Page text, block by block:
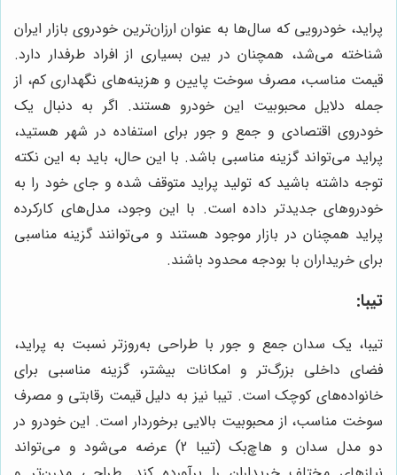
پراید، خودرویی که سال‌ها به عنوان ارزان‌ترین خودروی بازار ایران
شناخته می‌شد، همچنان در بین بسیاری از افراد طرفدار دارد.
قیمت مناسب، مصرف سوخت پایین و هزینه‌های نگهداری کم، از
جمله دلایل محبوبیت این خودرو هستند. اگر به دنبال یک
خودروی اقتصادی و جمع و جور برای استفاده در شهر هستید،
پراید می‌تواند گزینه مناسبی باشد. با این حال، باید به این نکته
توجه داشته باشید که تولید پراید متوقف شده و جای خود را به
خودروهای جدیدتر داده است. با این وجود، مدل‌های کارکرده
پراید همچنان در بازار موجود هستند و می‌توانند گزینه مناسبی
برای خریداران با بودجه محدود باشند.
تیبا:
تیبا، یک سدان جمع و جور با طراحی به‌روزتر نسبت به پراید،
فضای داخلی بزرگ‌تر و امکانات بیشتر، گزینه مناسبی برای
خانواده‌های کوچک است. تیبا نیز به دلیل قیمت رقابتی و مصرف
سوخت مناسب، از محبوبیت بالایی برخوردار است. این خودرو در
دو مدل سدان و هاچ‌بک (تیبا 2) عرضه می‌شود و می‌تواند